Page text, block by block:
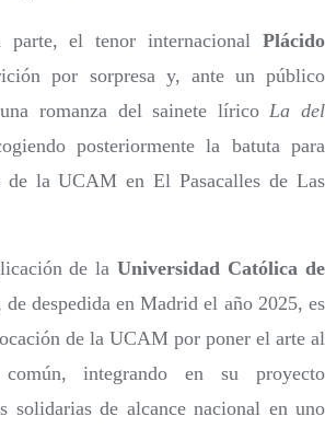
parte, el tenor internacional Plácido
por sorpresa y, ante un público
romanza del sainete lírico La del
posteriormente la batuta para
la UCAM en El Pasacalles de Las
de laUniversidad Católica de
de despedida en Madrid el año 2025, es
de la UCAM por poner el arte al
integrando en su proyecto
solidarias de alcance nacional en uno